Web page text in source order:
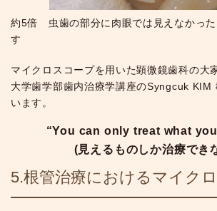
約5倍 虫歯の部分に肉眼では見えなかった
す
マイクロスコープを用いた顕微鏡歯科の大
大学歯学部歯内治療学講座のSyngcuk KIM
います。
“You can only treat what
(見えるものしか治療でき
5.根管治療におけるマイク